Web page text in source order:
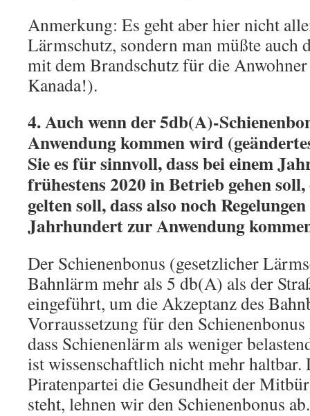
Anmerkung: Es geht aber hier nicht
Lärmschutz, sondern man müßte auch
mit dem Brandschutz für die
Kanada!).
4. Auch wenn der 5db(A)-
Anwendung kommen wird
Sie es für sinnvoll, dass bei einem
frühestens 2020 in Betrieb gehen
gelten soll, dass also noch
Jahrhundert zur Anwendung
Der Schienenbonus (gesetzlicher
Bahnlärm mehr als 5 db(A) als der
eingeführt, um die Akzeptanz des
Vorraussetzung für den
dass Schienenlärm als weniger
ist wissenschaftlich nicht mehr haltbar.
Piratenpartei die Gesundheit der
steht, lehnen wir den Schienenbonus ab.